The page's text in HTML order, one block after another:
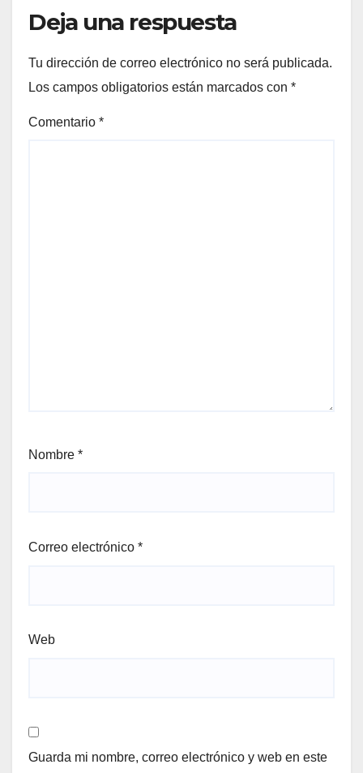
Deja una respuesta
Tu dirección de correo electrónico no será publicada.
Los campos obligatorios están marcados con *
Comentario *
Nombre *
Correo electrónico *
Web
Guarda mi nombre, correo electrónico y web en este